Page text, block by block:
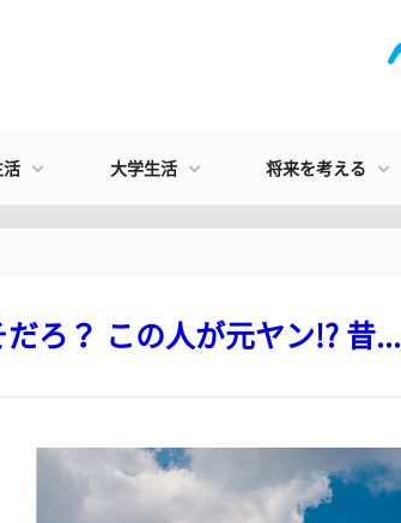
活 大学生活 将来を考える
だろ？ この人が元ヤン!? 昔...